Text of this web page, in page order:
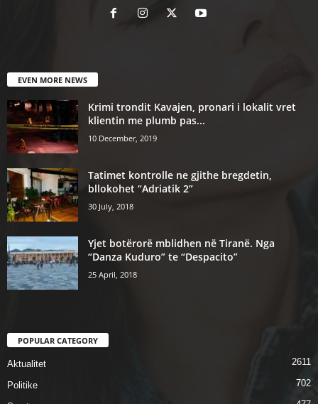
EVEN MORE NEWS
Krimi trondit Kavajen, pronari i lokalit vret
klientin me plumb pas...
10 December, 2019
Tatimet kontrolle ne gjithe bregdetin,
bllokohet “Adriatik 2”
30 July, 2018
Yjet botërorë mblidhen në Tiranë. Nga
“Danza Kuduro” te “Despacito”
25 April, 2018
POPULAR CATEGORY
Aktualitet 2611
Politike 702